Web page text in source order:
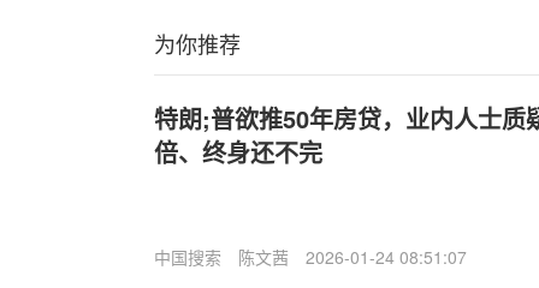
为你推荐
特朗;普欲推50年房贷，业内人士质
倍、终身还不完
中国搜索 陈文茜 2026-01-24 08:51:07